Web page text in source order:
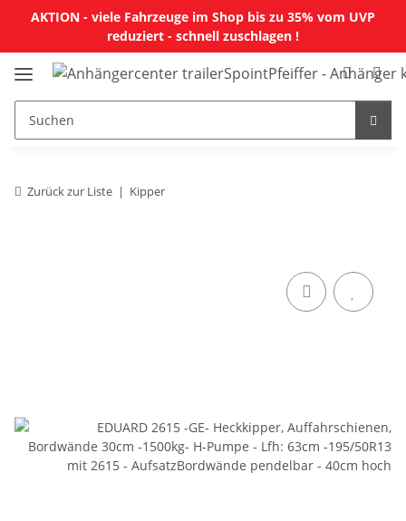
AKTION - viele Fahrzeuge im Shop bis zu 35% vom UVP
reduziert - schnell zuschlagen !
Zurück zur Liste Kipper